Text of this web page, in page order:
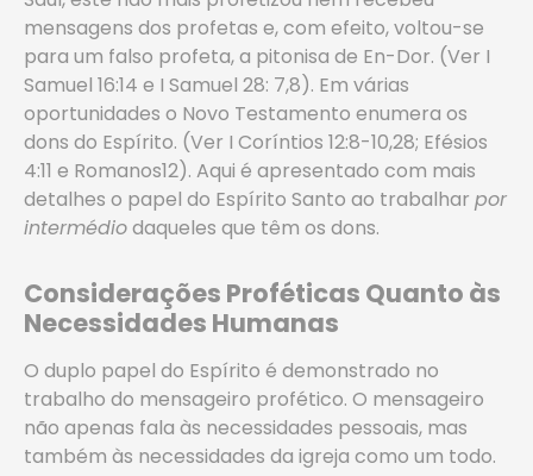
mensagens dos profetas e, com efeito, voltou-se
para um falso profeta, a pitonisa de En-Dor. (Ver I
Samuel 16:14 e I Samuel 28: 7,8). Em várias
oportunidades o Novo Testamento enumera os
dons do Espírito. (Ver I Coríntios 12:8-10,28; Efésios
4:11 e Romanos12). Aqui é apresentado com mais
detalhes o papel do Espírito Santo ao trabalhar por
intermédiodaqueles que têm os dons.
Considerações Proféticas Quanto às
Necessidades Humanas
O duplo papel do Espírito é demonstrado no
trabalho do mensageiro profético. O mensageiro
não apenas fala às necessidades pessoais, mas
também às necessidades da igreja como um todo.